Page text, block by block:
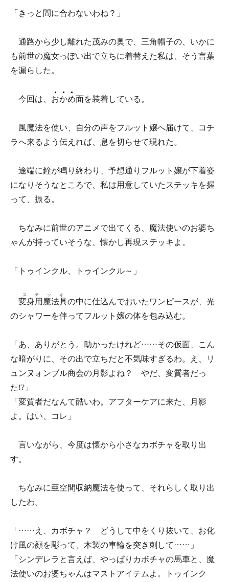
「きっと間に合わないわね？」
通路から少し離れた茂みの奥で、三角帽子の、いかに
も前世の魔女っぽい出で立ちに着替えた私は、そう言葉
を漏らした。
今回は、 おかめ面を装着している。
風魔法を使い、自分の声をフルット嬢へ届けて、コチ
ラへ来るよう伝えれば、息を切らせて現れた。
途端に鐘が鳴り終わり、予想通りフルット嬢が下着姿
になりそうなところで、私は用意していたステッキを握
って、振る。
ちなみに前世のアニメで出てくる、魔法使いのお婆ち
ゃんが持っていそうな、懐かし再現ステッキよ。
「トゥインクル、トゥインクル～」
変身用魔法具
ステッキ
の中に仕込んでおいたワンピースが、光
のシャワーを伴ってフルット嬢の体を包み込む。
「あ、ありがとう。助かったけれど……その仮面、こん
な暗がりに、その出で立ちだと不気味すぎるわ。え、リ
ュンヌォンブル商会の月影よね？ やだ、変質者だっ
た!?」
「変質者だなんて酷いわ。アフターケアに来た、月影
よ。はい、コレ」
言いながら、今度は懐から小さなカボチャを取り出
す。
ちなみに亜空間収納魔法を使って、それらしく取り出
したわ。
「……え、カボチャ？ どうして中をくり抜いて、お化
け風の顔を彫って、木製の車輪を突き刺して……」
「シンデレラと言えば、やっぱりカボチャの馬車と、魔
法使いのお婆ちゃんはマストアイテムよ。トゥインク